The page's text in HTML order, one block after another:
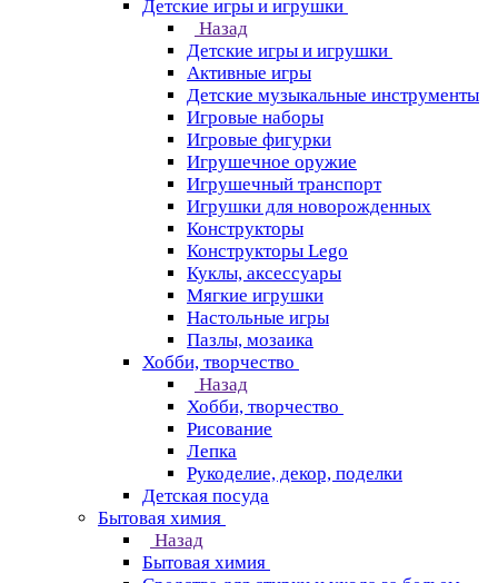
Детские игры и игрушки
Назад
Детские игры и игрушки
Активные игры
Детские музыкальные инструменты
Игровые наборы
Игровые фигурки
Игрушечное оружие
Игрушечный транспорт
Игрушки для новорожденных
Конструкторы
Конструкторы Lego
Куклы, аксессуары
Мягкие игрушки
Настольные игры
Пазлы, мозаика
Хобби, творчество
Назад
Хобби, творчество
Рисование
Лепка
Рукоделие, декор, поделки
Детская посуда
Бытовая химия
Назад
Бытовая химия